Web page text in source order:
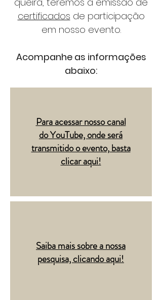
certificados de participação
em nosso evento.
Acompanhe as informações
abaixo:
Para acessar nosso canal
do YouTube, onde será
transmitido o evento, basta
clicar aqui!
Saiba mais sobre a nossa
pesquisa, clicando aqui!